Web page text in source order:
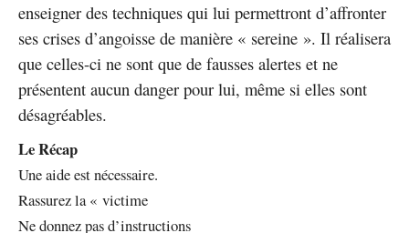
enseigner des techniques qui lui permettront d’affronter
ses crises d’angoisse de manière « sereine ». Il réalisera
que celles-ci ne sont que de fausses alertes et ne
présentent aucun danger pour lui, même si elles sont
désagréables.
Le Récap
Une aide est nécessaire.
Rassurez la « victime
Ne donnez pas d’instructions